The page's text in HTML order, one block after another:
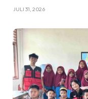
JULI 31, 2026